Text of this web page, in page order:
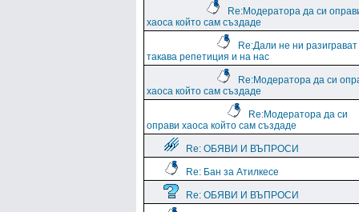
Re:Модератора да си
хаоса който сам създаде
Re:Дали не ни разиграват
такава репетиция и на нас
Re:Модератора да си
хаоса който сам създаде
Re:Модератора да си
оправи хаоса който сам създаде
Re: ОБЯВИ И ВЪПРОСИ
Re: Бан за Атилкесе
Re: ОБЯВИ И ВЪПРОСИ